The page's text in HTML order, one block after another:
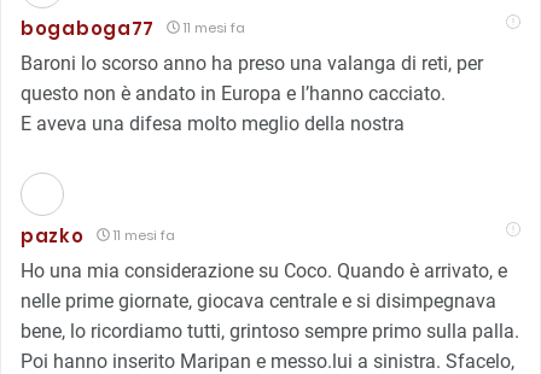
bogaboga77 11 mesi fa
Baroni lo scorso anno ha preso una valanga di reti, per
questo non è andato in Europa e l’hanno cacciato.
E aveva una difesa molto meglio della nostra
pazko 11 mesi fa
Ho una mia considerazione su Coco. Quando è arrivato, e
nelle prime giornate, giocava centrale e si disimpegnava
bene, lo ricordiamo tutti, grintoso sempre primo sulla palla.
Poi hanno inserito Maripan e messo.lui a sinistra. Sfacelo,